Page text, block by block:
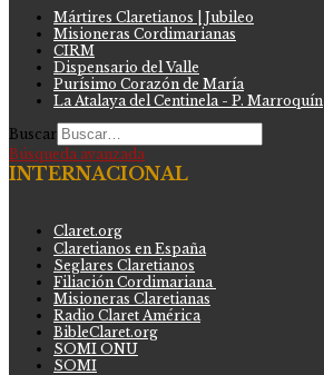
Mártires Claretianos | Jubileo
Misioneras Cordimarianas
CIRM
Dispensario del Valle
Purísimo Corazón de María
La Atalaya del Centinela - P. Marroquín
Buscar
Búsqueda avanzada
INTERNACIONAL
Claret.org
Claretianos en España
Seglares Claretianos
Filiación Cordimariana
Misioneras Claretianas
Radio Claret América
BibleClaret.org
SOMI ONU
SOMI